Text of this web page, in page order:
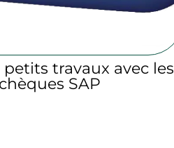
petits travaux avec les
chèques SAP